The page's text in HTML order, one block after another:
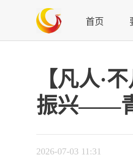
首页
【凡人·
振兴——
2026-07-03 11:31